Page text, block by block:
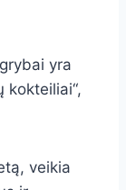
yra
kokteiliai“,
veikia